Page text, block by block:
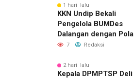
1 hari lalu
KKN Undip Bekali
Pengelola BUMDes
Dalangan dengan Pola
Pikir Inovatif
7 Redaksi
2 hari lalu
Kepala DPMPTSP Deli